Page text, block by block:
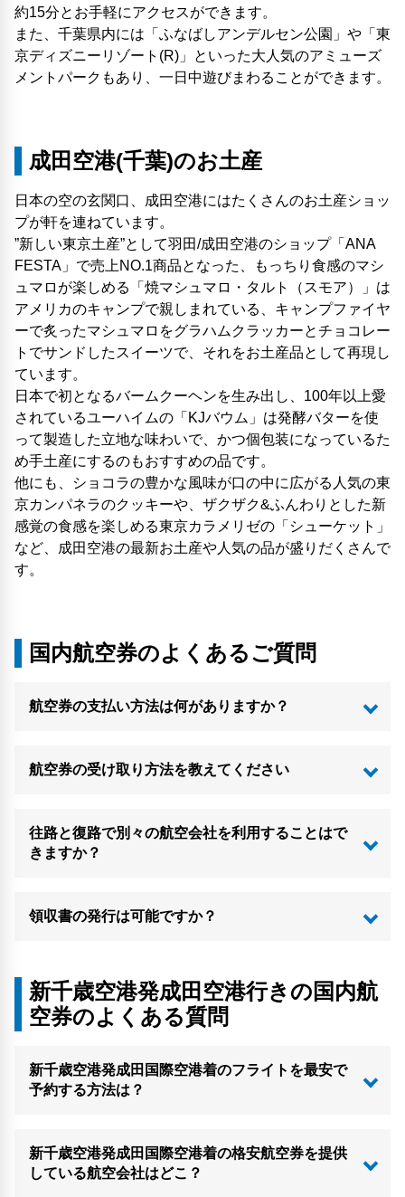
約15分とお手軽にアクセスができます。
また、千葉県内には「ふなばしアンデルセン公園」や「東
京ディズニーリゾート(R)」といった大人気のアミューズ
メントパークもあり、一日中遊びまわることができます。
成田空港(千葉)のお土産
日本の空の玄関口、成田空港にはたくさんのお土産ショッ
プが軒を連ねています。
”新しい東京土産”として羽田/成田空港のショップ「ANA
FESTA」で売上NO.1商品となった、もっちり食感のマシ
ュマロが楽しめる「焼マシュマロ・タルト（スモア）」は
アメリカのキャンプで親しまれている、キャンプファイヤ
ーで炙ったマシュマロをグラハムクラッカーとチョコレー
トでサンドしたスイーツで、それをお土産品として再現し
ています。
日本で初となるバームクーヘンを生み出し、100年以上愛
されているユーハイムの「KJバウム」は発酵バターを使
って製造した立地な味わいで、かつ個包装になっているた
め手土産にするのもおすすめの品です。
他にも、ショコラの豊かな風味が口の中に広がる人気の東
京カンパネラのクッキーや、ザクザク&ふんわりとした新
感覚の食感を楽しめる東京カラメリゼの「シューケット」
など、成田空港の最新お土産や人気の品が盛りだくさんで
す。
国内航空券のよくあるご質問
航空券の支払い方法は何がありますか？
航空券の受け取り方法を教えてください
往路と復路で別々の航空会社を利用することはで
きますか？
領収書の発行は可能ですか？
新千歳空港発成田空港行きの国内航
空券のよくある質問
新千歳空港発成田国際空港着のフライトを最安で
予約する方法は？
新千歳空港発成田国際空港着の格安航空券を提供
している航空会社はどこ？